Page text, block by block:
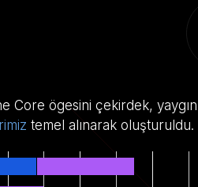
Core ögesini çekirdek,
temel alınarak oluşturuldu.